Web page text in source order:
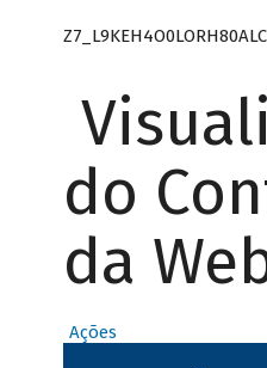
do
da
Ações